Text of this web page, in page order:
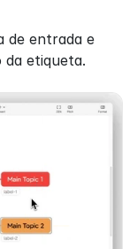
de entrada e
etiqueta.